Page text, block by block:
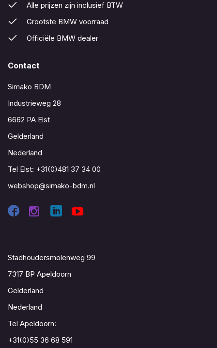
Alle prijzen zijn inclusief BTW
Grootste BMW voorraad
Officiële BMW dealer
Contact
Simako BDM
Industrieweg 28
6662 PA Elst
Gelderland
Nederland
Tel Elst: +31(0)481 37 34 00
webshop@simako-bdm.nl
Stadhoudersmolenweg 99
7317 BP Apeldoorn
Gelderland
Nederland
Tel Apeldoorn:
+31(0)55 36 68 591